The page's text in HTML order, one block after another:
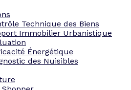
Technique des Biens
Immobilier Urbanistique
Énergétique
des Nuisibles